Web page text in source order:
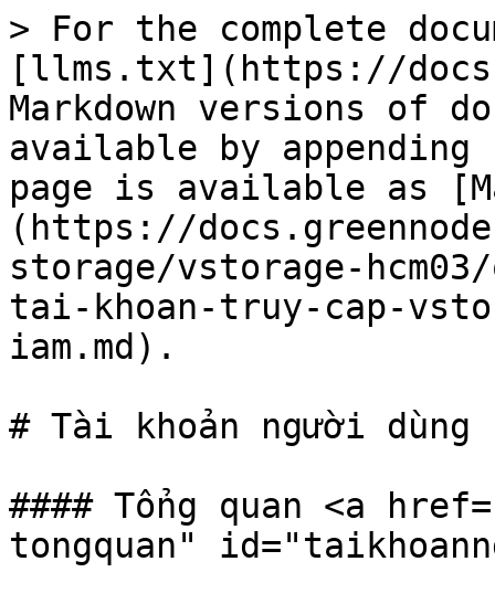
> For the complete
[llms.txt](https://
Markdown versions of
available by
page is available as
(https://
storage/vstorage-
tai-khoan-truy-cap-
iam.md).
# Tài khoản người dùng
#### Tổng quan <a
tongquan"